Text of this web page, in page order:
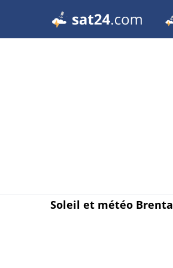
Soleil et météo Brenta